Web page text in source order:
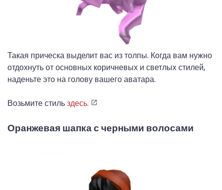
Такая прическа выделит вас из толпы. Когда вам нужно
отдохнуть от основных коричневых и светлых стилей,
наденьте это на голову вашего аватара.
Возьмите стильздесь.
Оранжевая шапка с черными волосами